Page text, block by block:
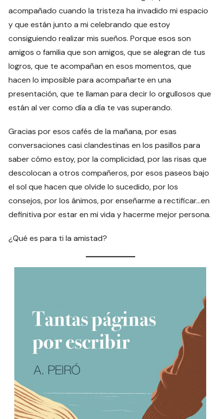
acompañado cuando la tristeza ha invadido mi espacio
y que están junto a mi celebrando que estoy
consiguiendo realizar mis sueños. Porque esos son
amigos o familia que son amigos, que se alegran de tus
logros, que te acompañan en esos momentos, que
hacen lo imposible para acompañarte en una
presentación, que te llaman para decir lo orgullosos que
están al ver como día a día te vas superando.
Gracias por esos cafés de la mañana, por esas
conversaciones casi clandestinas en los pasillos para
saber cómo estoy, por la complicidad, por las risas que
descolocan a otros compañeros, por esos paseos bajo
el sol que hacen que olvide lo sucedido, por los
consejos, por los ánimos, por enseñarme a rectificar…en
definitiva por estar en mi vida y hacerme mejor persona.
¿Qué es para ti la amistad?